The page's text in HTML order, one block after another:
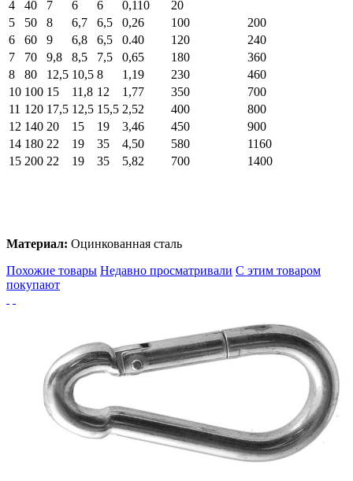
4 40 7 6 6 0,110
20
5
50 8 6,7 6,5 0,26 100
200
6
60 9 6,8 6,5 0.40 120
240
7
70 9,8 8,5 7,5 0,65 180
360
8
80 12,5 10,5 8 1,19 230
460
10 100 15 11,8 12 1,77 350
700
11 120 17,5 12,5 15,5 2,52 400
800
12 140 20 15 19 3,46 450
900
14 180 22 19 35 4,50 580
1160
15 200 22 19 35 5,82 700 1400
Материал: Оцинкованная сталь
Похожие товары Недавно просматривали С этим товаром
покупают